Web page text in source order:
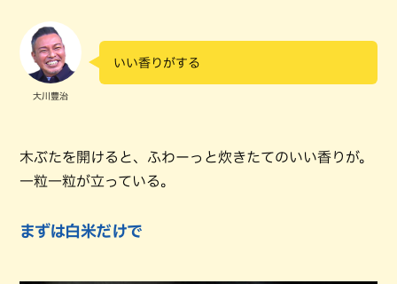
大川豊治
いい香りがする
木ぶたを開けると、ふわーっと炊きたてのいい香りが。
一粒一粒が立っている。
まずは白米だけで